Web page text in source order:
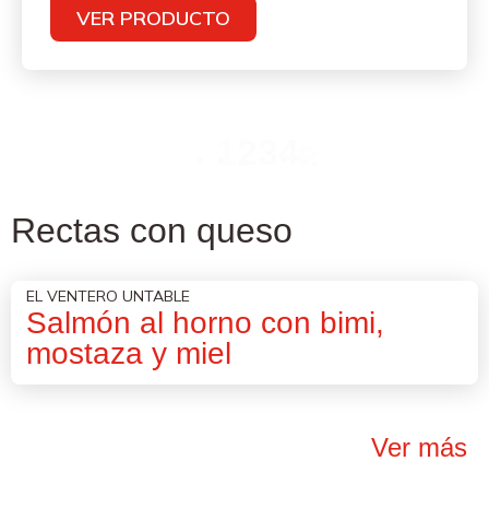
VER PRODUCTO
Rectas con queso
EL VENTERO UNTABLE
Salmón al horno con bimi,
mostaza y miel
Ver más